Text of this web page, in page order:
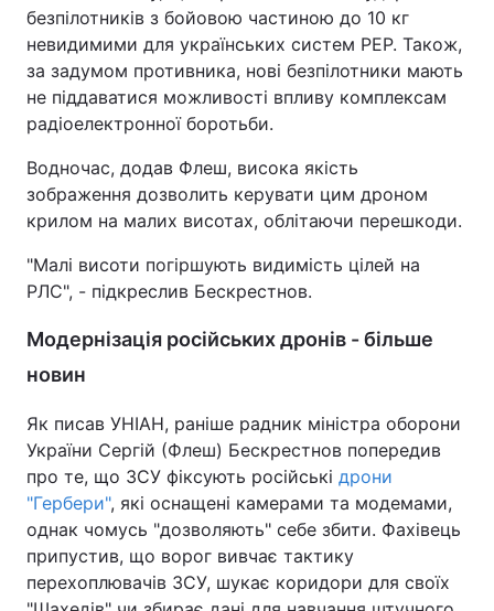
безпілотників з бойовою частиною до 10 кг
невидимими для українських систем РЕР. Також,
за задумом противника, нові безпілотники мають
не піддаватися можливості впливу комплексам
радіоелектронної боротьби.
Водночас, додав Флеш, висока якість
зображення дозволить керувати цим дроном
крилом на малих висотах, облітаючи перешкоди.
"Малі висоти погіршують видимість цілей на
РЛС", - підкреслив Бескрестнов.
Модернізація російських дронів - більше
новин
Як писав УНІАН, раніше радник міністра оборони
України Сергій (Флеш) Бескрестнов попередив
про те, що ЗСУ фіксують російські дрони
"Гербери", які оснащені камерами та модемами,
однак чомусь "дозволяють" себе збити. Фахівець
припустив, що ворог вивчає тактику
перехоплювачів ЗСУ, шукає коридори для своїх